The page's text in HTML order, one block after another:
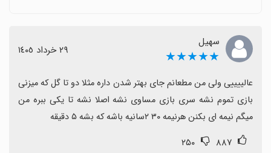
با این حال مشکلاتی مانند نیاز به اینترنت برای بازی آنلاین،
بارگذاری طولانی، صفحه سیاه یا باگ‌هایی که گاهی موجب
خارج شدن از بازی یا عدم نمایش کارت‌ها می‌شود، گاهی
تجربه را تحت‌تأثیر قرار می‌دهد.
بروزرسانی‌های مکرر و بعضاً نبود برخی کارت‌ها یا مشکلات
تشکر از تیم سازنده و امید به بهبود بیان شده است.
سهیل
★★★★★ ٢٩ خرداد ١٤٠٥
میگم نیمه ای بکنن هرنیمه ۳۰ ۲سانیه باشه که بشه ۵ دقیقه
۸۸۷ ۲۵۰